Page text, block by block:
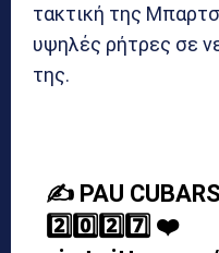
τακτική της
υψηλές ρήτρες σε
της.
✍️ PAU
2️⃣0️⃣2️⃣7️⃣ ❤️